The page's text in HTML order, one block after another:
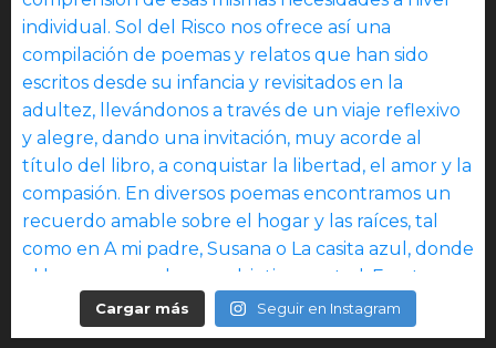
Cargar más Seguir en Instagram